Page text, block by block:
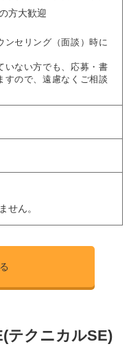
方大歓迎
セリング（面談）時に
ない方でも、応募・書
すので、遠慮なくご相談
せん。
テクニカルSE)